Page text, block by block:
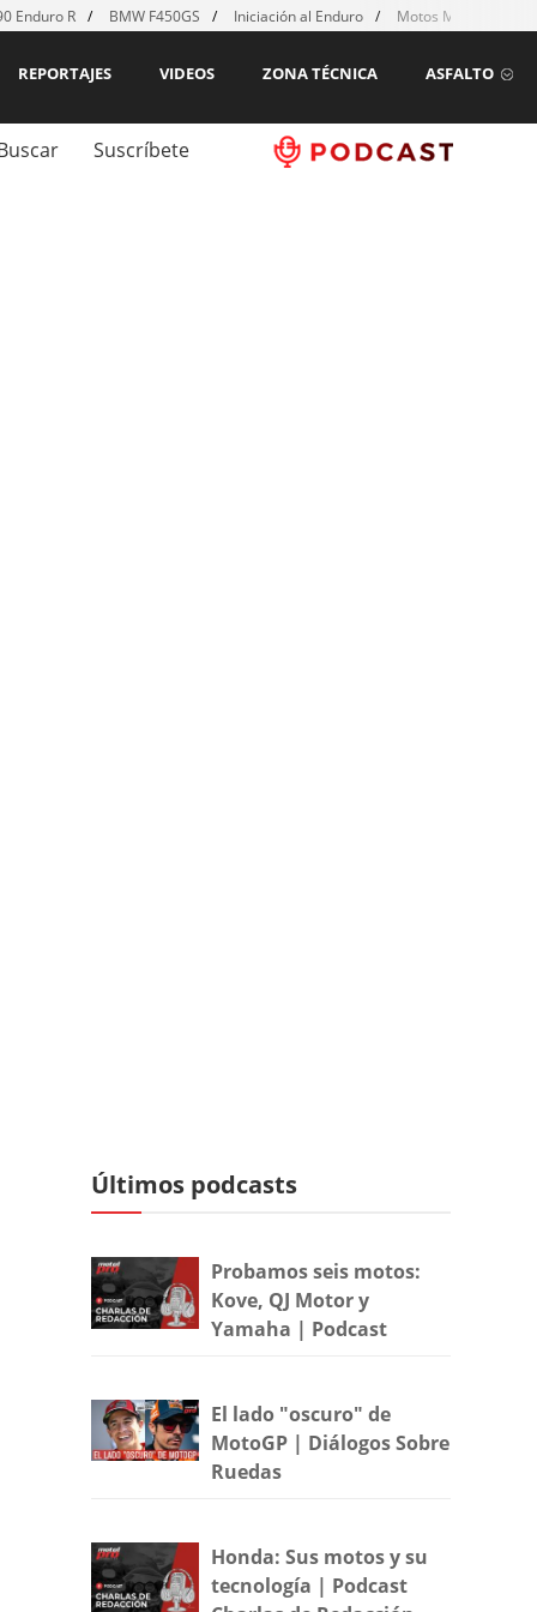
Enduro R BMW F450GS Iniciación al Enduro Motos MX para
ASFALTO
ZONA TÉCNICA
VIDEOS
REPORTAJES
Suscríbete
Últimos podcasts
Probamos seis motos:
Kove, QJ Motor y
Yamaha | Podcast
El lado "oscuro" de
MotoGP | Diálogos Sobre
Ruedas
Honda: Sus motos y su
tecnología | Podcast